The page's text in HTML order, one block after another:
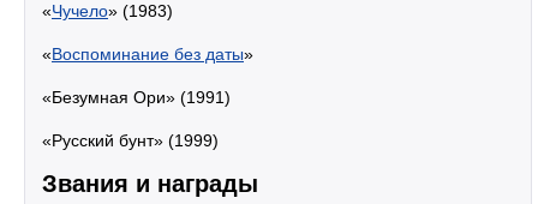
«Чучело» (1983)
«Воспоминание без даты»
«Безумная Ори» (1991)
«Русский бунт» (1999)
Звания и награды